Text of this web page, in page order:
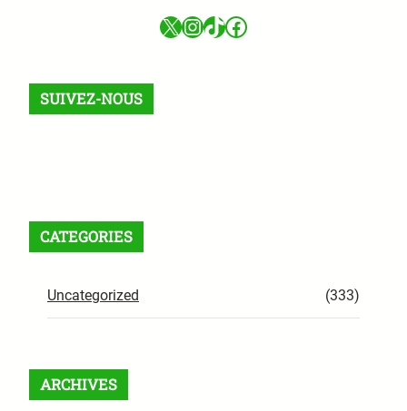
X InstagramTikTok Facebook
SUIVEZ-NOUS
CATEGORIES
Uncategorized (333)
ARCHIVES